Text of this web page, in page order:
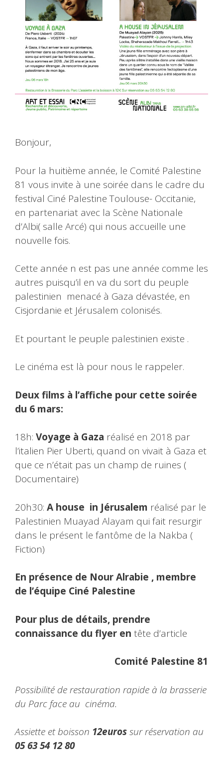
Bonjour,
Pour la huitième année, le Comité Palestine
81 vous invite à une soirée dans le cadre du
festival Ciné Palestine Toulouse- Occitanie,
en partenariat avec la Scène Nationale
d’Albi( salle Arcé) qui nous accueille une
nouvelle fois.
Cette année n est pas une année comme les
autres puisqu’il en va du sort du peuple
palestinien menacé à Gaza dévastée, en
Cisjordanie et Jérusalem colonisés.
Et pourtant le peuple palestinien existe .
Le cinéma est là pour nous le rappeler.
Deux films à l’affiche pour cette soirée
du 6 mars:
18h: Voyage à Gaza réalisé en 2018 par
l’italien Pier Uberti, quand on vivait à Gaza et
que ce n’était pas un champ de ruines (
Documentaire)
20h30: A house in Jérusalem réalisé par le
Palestinien Muayad Alayam qui fait resurgir
dans le présent le fantôme de la Nakba (
Fiction)
En présence de Nour Alrabie , membre
de l’équipe Ciné Palestine
Pour plus de détails, prendre
connaissance du flyer en tête d’article
Comité Palestine 81
Possibilité de restauration rapide à la brasserie
du Parc face au cinéma.
Assiette et boisson 12eurossur réservation au
05 63 54 12 80